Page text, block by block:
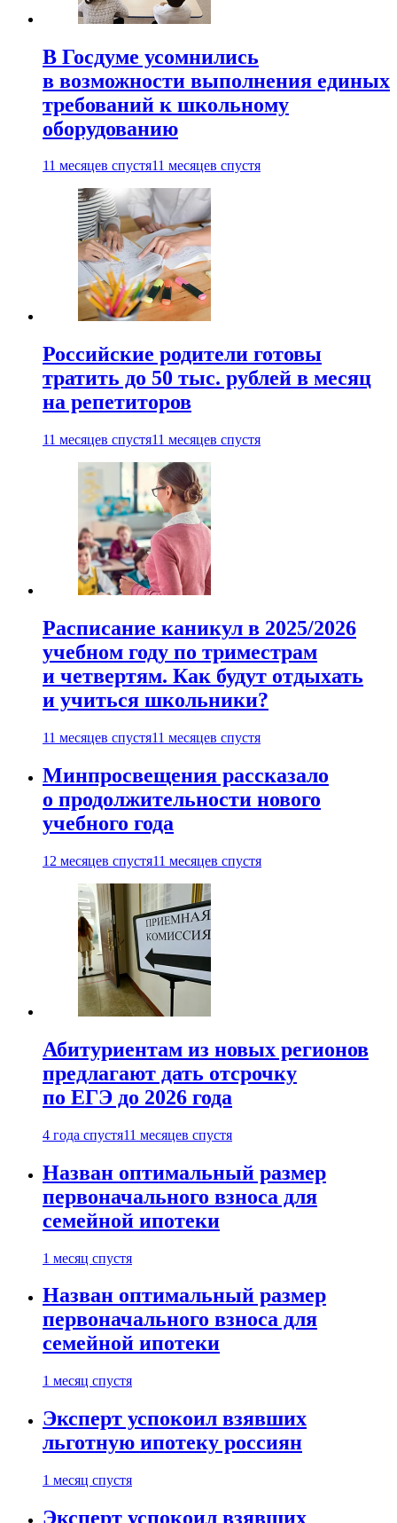
В Госдуме усомнились
в возможности выполнения единых
требований к школьному
оборудованию
11 месяцев спустя11 месяцев спустя
Российские родители готовы
тратить до 50 тыс. рублей в месяц
на репетиторов
11 месяцев спустя11 месяцев спустя
Расписание каникул в 2025/2026
учебном году по триместрам
и четвертям. Как будут отдыхать
и учиться школьники?
11 месяцев спустя11 месяцев спустя
Минпросвещения рассказало
о продолжительности нового
учебного года
12 месяцев спустя11 месяцев спустя
Абитуриентам из новых регионов
предлагают дать отсрочку
по ЕГЭ до 2026 года
4 года спустя11 месяцев спустя
Назван оптимальный размер
первоначального взноса для
семейной ипотеки
1 месяц спустя
Назван оптимальный размер
первоначального взноса для
семейной ипотеки
1 месяц спустя
Эксперт успокоил взявших
льготную ипотеку россиян
1 месяц спустя
Эксперт успокоил взявших